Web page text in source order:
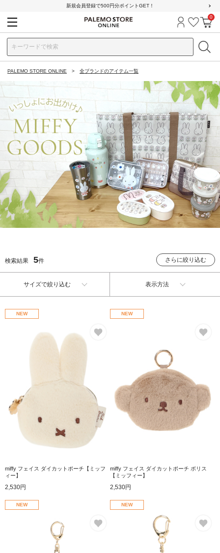
新規会員登録で500円分ポイントGET！
ログイン
お気に
カ
0
PALEMO STORE ONLINE 全ブランドのアイテム一覧
検索結果 5件 さらに絞り込む
サイズで絞り込む 表示方法
NEW
miffy フェイス ダイカットポーチ【ミッフ
ィー】
2,530円
NEW
miffy フェイス ダイカットポーチ ボリス
【ミッフィー】
2,530円
NEW NEW